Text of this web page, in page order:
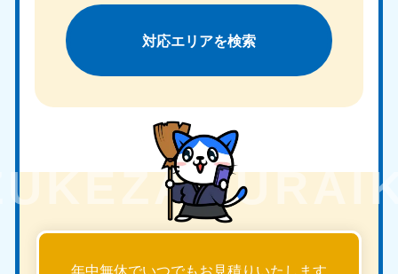
対応エリアを検索